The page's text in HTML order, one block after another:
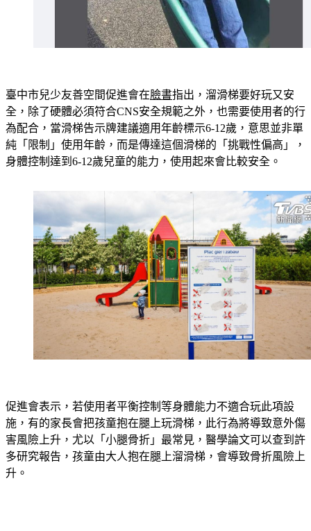
臺中市兒少友善空間促進會在臉書指出，溜滑梯要好玩又安
全，除了硬體必須符合CNS安全規範之外，也需要使用者的行
為配合，當滑梯告示牌建議適用年齡標示6-12歲，意思並非單
純「限制」使用年齡，而是傳達這個滑梯的「挑戰性偏高」，
身體控制達到6-12歲兒童的能力，使用起來會比較安全。
促進會表示，若使用者平衡控制等身體能力不適合玩此項設
施，有的家長會把孩童抱在腿上玩滑梯，此行為將導致意外傷
害風險上升，尤以「小腿骨折」最常見，醫學論文可以查到許
多研究報告，孩童由大人抱在腿上溜滑梯，會導致骨折風險上
升。